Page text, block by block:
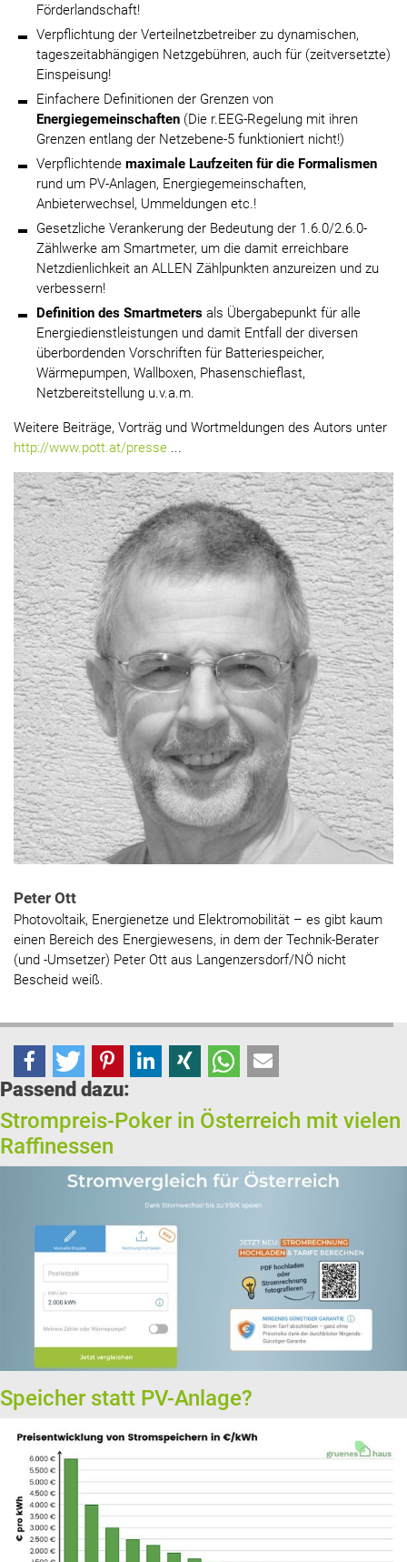
Förderlandschaft!
Verpflichtung der Verteilnetzbetreiber zu dynamischen,
tageszeitabhängigen Netzgebühren, auch für (zeitversetzte)
Einspeisung!
Einfachere Definitionen der Grenzen von
Energiegemeinschaften (Die r.EEG-Regelung mit ihren
Grenzen entlang der Netzebene-5 funktioniert nicht!)
Verpflichtende maximale Laufzeiten für die Formalismen
rund um PV-Anlagen, Energiegemeinschaften,
Anbieterwechsel, Ummeldungen etc.!
Gesetzliche Verankerung der Bedeutung der 1.6.0/2.6.0-
Zählwerke am Smartmeter, um die damit erreichbare
Netzdienlichkeit an ALLEN Zählpunkten anzureizen und zu
verbessern!
Definition des Smartmeters als Übergabepunkt für alle
Energiedienstleistungen und damit Entfall der diversen
überbordenden Vorschriften für Batteriespeicher,
Wärmepumpen, Wallboxen, Phasenschieflast,
Netzbereitstellung u.v.a.m.
Weitere Beiträge, Vorträg und Wortmeldungen des Autors unter
http://www.pott.at/presse ...
Peter Ott
Photovoltaik, Energienetze und Elektromobilität – es gibt kaum
einen Bereich des Energiewesens, in dem der Technik-Berater
(und -Umsetzer) Peter Ott aus Langenzersdorf/NÖ nicht
Bescheid weiß.
Passend dazu:
Strompreis-Poker in Österreich mit vielen
Raffinessen
Speicher statt PV-Anlage?